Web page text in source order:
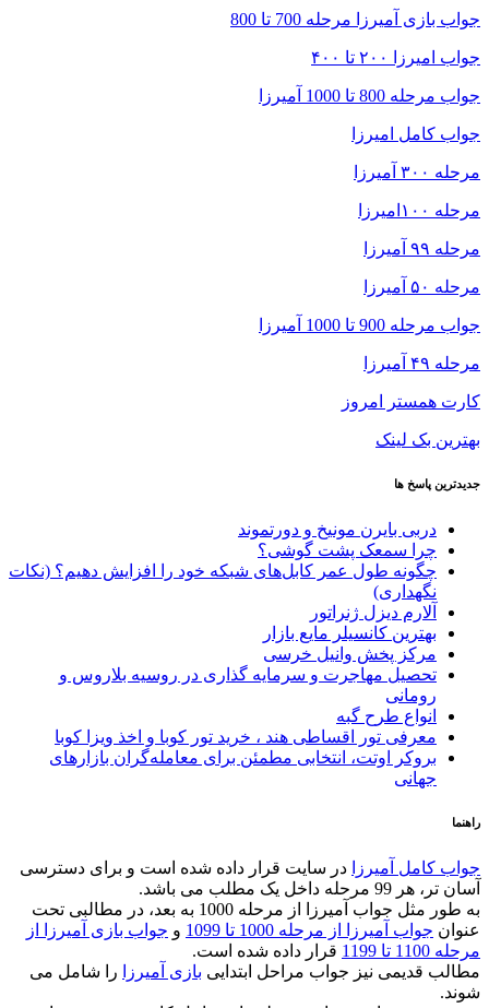
جواب بازی آمیرزا مرحله 700 تا 800
جواب امیرزا ۲۰۰ تا ۴۰۰
جواب مرحله 800 تا 1000 آمیرزا
جواب کامل امیرزا
مرحله ۳۰۰ آمیرزا
مرحله ۱۰۰امیرزا
مرحله ۹۹ آمیرزا
مرحله ۵۰ آمیرزا
جواب مرحله 900 تا 1000 آمیرزا
مرحله ۴۹ آمیرزا
کارت همستر امروز
بهترین بک لینک
جدیدترین پاسخ ها
دربی بایرن مونیخ و دورتموند
چرا سمعک پشت گوشی؟
چگونه طول عمر کابل‌های شبکه خود را افزایش دهیم؟ (نکات
نگهداری)
آلارم دیزل ژنراتور
بهترین کانسیلر مایع بازار
مرکز پخش وانیل خرسی
تحصیل مهاجرت و سرمایه گذاری در روسیه بلاروس و
رومانی
انواع طرح گبه
معرفی تور اقساطی هند ، خرید تور کوبا و اخذ ویزا کوبا
بروکر اوتت، انتخابی مطمئن برای معامله‌گران بازارهای
جهانی
راهنما
جواب کامل آمیرزا
در سایت قرار داده شده است و برای دسترسی
آسان تر، هر 99 مرحله داخل یک مطلب می باشد.
به طور مثل جواب آمیرزا از مرحله 1000 به بعد، در مطالبی تحت
عنوان جواب آمیرزا از مرحله 1000 تا 1099 و جواب بازی آمیرزا از
مرحله 1100 تا 1199
قرار داده شده است.
مطالب قدیمی نیز جواب مراحل ابتدایی بازی آمیرزا
را شامل می
شوند.